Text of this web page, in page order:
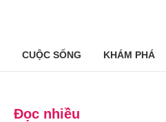
CUỘC SỐNG KHÁM PHÁ
Đọc nhiều